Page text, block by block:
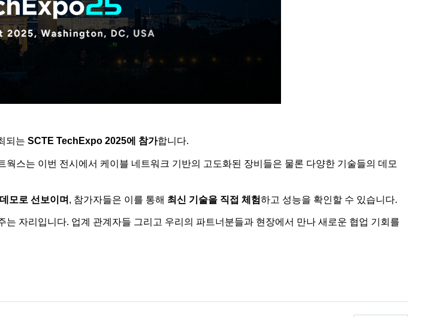
되는 SCTE TechExpo 2025에 참가합니다.
스는 이번 전시에서 케이블 네트워크 기반의 고도화된 장비들은 물론 다양한 기술들의 데모
모로 선보이며 , 참가자들은 이를 통해 최신 기술을 직접 체험하고 성능을 확인할 수 있습니다.
자리입니다. 업계 관계자들 그리고 우리의 파트너분들과 현장에서 만나 새로운 협업 기회를